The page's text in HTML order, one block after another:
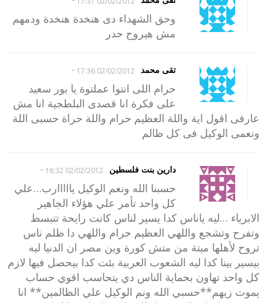
وحق الشهداء دى هنخدة هنخدة ودمهم
مش هيروح حدر
تقى محمد 02/02/2012 17:36
-
حرام اللى انتوا عملتوة يا بور سعيد
على فكرة انا قصدى البلطجية انا مش
عارفى اقول اية واللة العظيم حرام واللة حراة حسبى اللة
ونعمى الوكيل فى كل ظالم
دارين بنت فلسطين 02/02/2012 16:32
-
حسبنا الله ونعم الوكيل يااااارب…علي
كل واحد تأمر علي هؤلاء الجاهير
الابرياء …ليه ياناس كدا يسير لناس كانت رايحة تتبسط
وتفرح وتشجع واللهي العظيم حرام واللهي دا ظلم ناس
تروح لأهلها ميتة من متش كورة وين مصر ان الدنيا ليه
بيسير بينا كدا ليه الشعوب العربية بئت كدا بيحصل فيها لازم
كل واحد تهاون بحماية الناس دي يتحاسب اقوي حساب
يموت زيهم**حسبي الله ونم الوكيل علي الظالمين** انا